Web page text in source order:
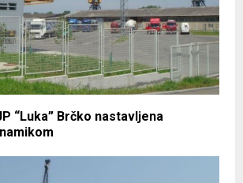
“Luka” Brčko nastavljena